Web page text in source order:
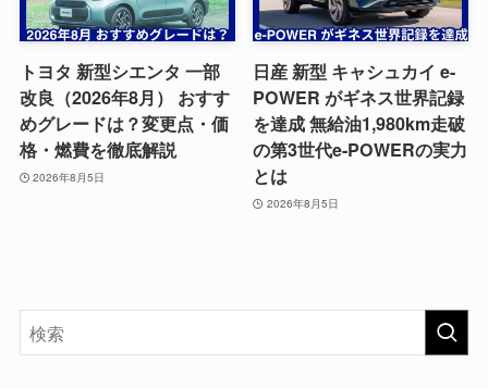
トヨタ 新型シエンタ 一部
改良（2026年8月） おすす
めグレードは？変更点・価
格・燃費を徹底解説
2026年8月5日
日産 新型 キャシュカイ e-
POWER がギネス世界記録
を達成 無給油1,980km走破
の第3世代e-POWERの実力
とは
2026年8月5日